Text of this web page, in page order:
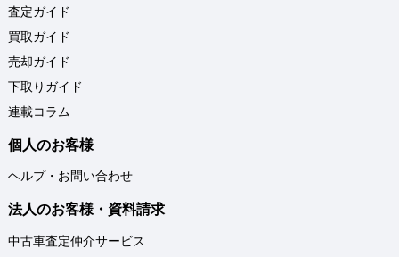
査定ガイド
買取ガイド
売却ガイド
下取りガイド
連載コラム
個人のお客様
ヘルプ・お問い合わせ
法人のお客様・資料請求
中古車査定仲介サービス